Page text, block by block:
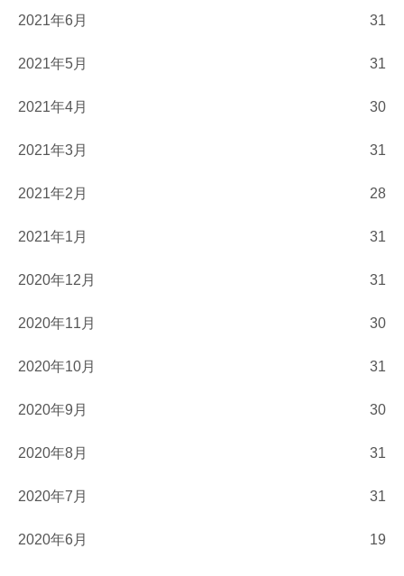
2021年6月 31
2021年5月 31
2021年4月 30
2021年3月 31
2021年2月 28
2021年1月 31
2020年12月 31
2020年11月 30
2020年10月 31
2020年9月 30
2020年8月 31
2020年7月 31
2020年6月 19